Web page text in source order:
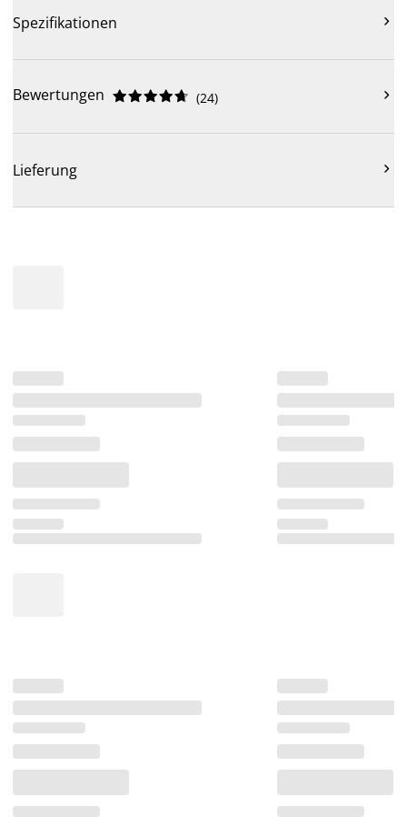
Spezifikationen 
Bewertungen 




 (24) 
Lieferung 